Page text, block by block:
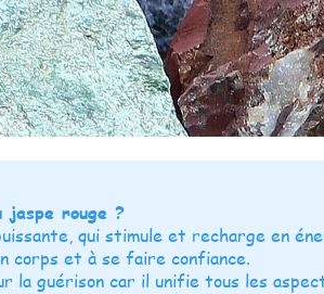
jaspe rouge ?
qui stimule et recharge en
corps et à se faire confiance.
guérison car il unifie tous les